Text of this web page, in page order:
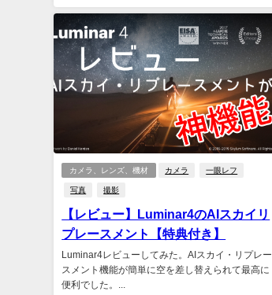
カメラ、レンズ、機材 カメラ 一眼レフ
写真 撮影
【レビュー】Luminar4のAIスカイリ
プレースメント【特典付き】
Luminar4レビューしてみた。AIスカイ・リプレー
スメント機能が簡単に空を差し替えられて最高に
便利でした。...